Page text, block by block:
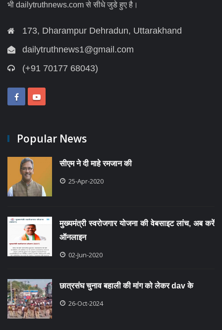
भी dailytruthnews.com से सीधे जुडे हुए है।
173, Dharampur Dehradun, Uttarakhand
dailytruthnews1@gmail.com
(+91 70177 68043)
Popular News
सीएम ने दी माहे रमजान की
25-Apr-2020
मुख्यमंत्री स्वरोजगार योजना की वेबसाइट लांच, अब करें
ऑनलाइन
02-Jun-2020
छात्रसंघ चुनाव बहाली की मांग को लेकर dav के
26-Oct-2024